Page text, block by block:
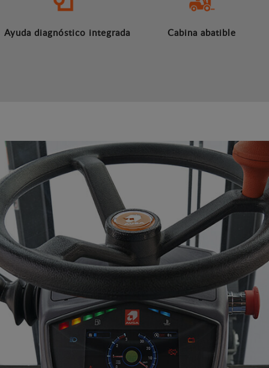
Ayuda diagnóstico integrada Cabina abatible